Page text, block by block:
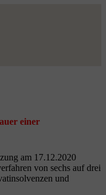
einer
am 17.12.2020
von sechs auf drei
und